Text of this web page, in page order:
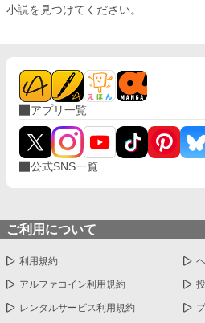
小説を見つけてください。
アプリ一覧
公式SNS一覧
ご利用について
利用規約
アルファコイン利用規約
レンタルサービス利用規約